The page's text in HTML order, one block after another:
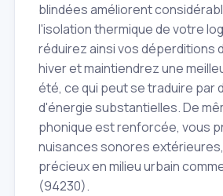
blindées améliorent
l'isolation thermique de votre
réduirez ainsi vos déperditions
hiver et maintiendrez une
été, ce qui peut se traduire par
d'énergie substantielles. De
phonique est renforcée, vous
nuisances sonores
précieux en milieu urbain
(94230).